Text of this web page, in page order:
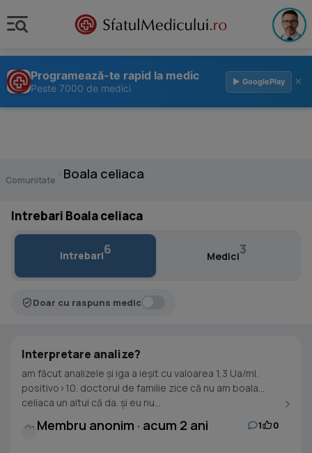
Programează-te rapid la medic
Peste 7000 de medici
▶ GooglePlay ×
Comunitate Boala celiaca
Intrebari Boala celiaca
Intrebari6 Medici3
Doar cu raspuns medic
Interpretare analize?
am făcut analizele și iga a ieșit cu valoarea 1,3 Ua/ml.
positivo>10. doctorul de familie zice că nu am boala
celiaca un altul că da. și eu nu...
Membru anonim · acum 2 ani 1 0